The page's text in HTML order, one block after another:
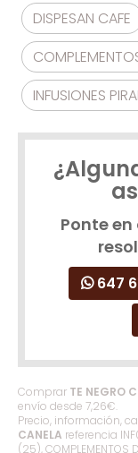
Comprar TE NEGRO
envío desde 7,26€.
Precio, información,
CANELA referencia
(25),COMPLEMENTOS
DISPESAN CAFE
INFUSIONES
Ponte
647